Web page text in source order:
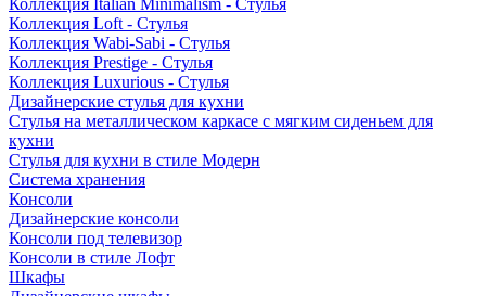
Коллекция Italian Minimalism - Стулья
Коллекция Loft - Стулья
Коллекция Wabi-Sabi - Стулья
Коллекция Prestige - Стулья
Коллекция Luxurious - Стулья
Дизайнерские стулья для кухни
Стулья на металлическом каркасе с мягким сиденьем для
кухни
Стулья для кухни в стиле Модерн
Система хранения
Консоли
Дизайнерские консоли
Консоли под телевизор
Консоли в стиле Лофт
Шкафы